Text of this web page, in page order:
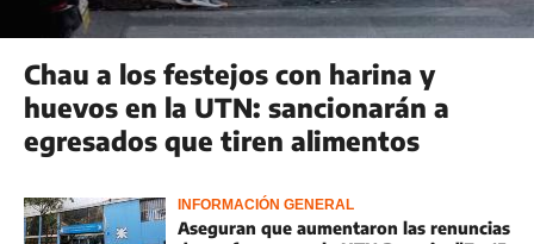
Chau a los festejos con harina y
huevos en la UTN: sancionarán a
egresados que tiren alimentos
INFORMACIÓN GENERAL
Aseguran que aumentaron las renuncias